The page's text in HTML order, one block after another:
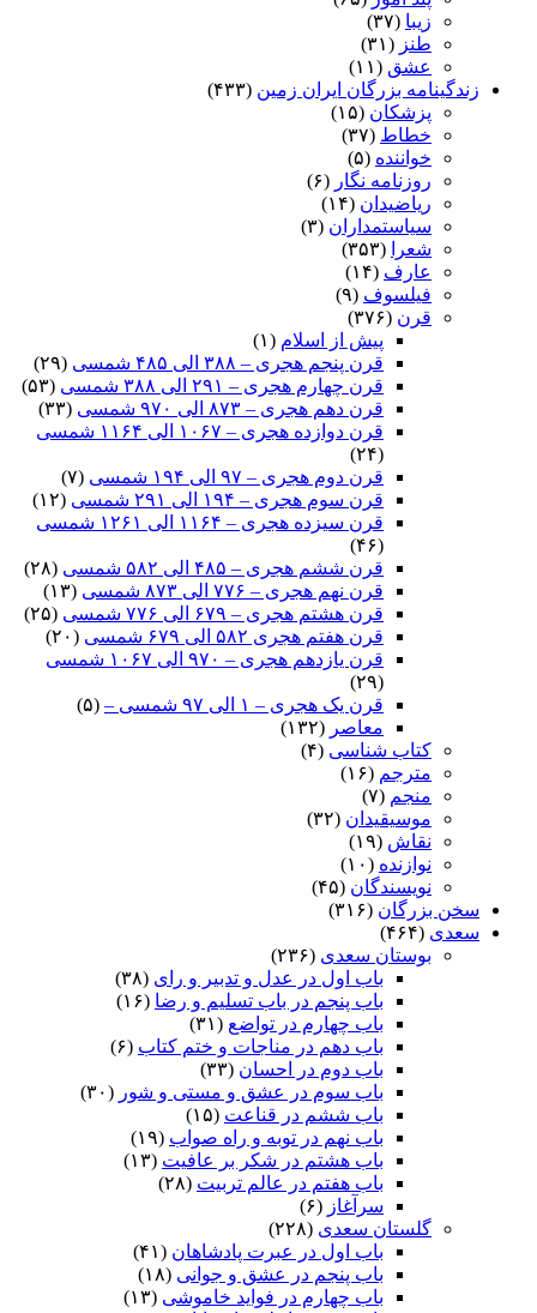
چنین داد پاسخ که شب تیره شد
مرا سر ز گفتار تو خیره شد
یکى خانه بگزین که یابى پلاس
خداوند آن خانه دارد سپاس‏
چه باشى بنزدیکى شور بخت
که بستر کند شب ز برگ درخت‏
بزر تیغ دارى بزر بر رکیب
نباید که آید ز دزدت نهیب‏
ز یزدان بترس و ز من دور باش
بهر کار چون من تو رنجور باش‏
چو خانه برین گونه ویران بود
گذرگاه دزدان و شیران بود
بدو گفت اگر دزد شمشیر من
ببردى کنون نیستى زیر من‏
کدیور بدو گفت زین در مرنج
که در خان من کس نیابد سپنج‏
بدو گفت شاه اى خردمند پیر
چه باشى بپیشم همى خیره خیر
چنانچون گمانم هم از آب سرد
ببخشاى اى مرد آزاد مرد
کدیور بدو گفت کان آبگیر
بپیش است کمتر ز پرتاب تیر
بخور چند خواهى و بردار نیز
چه جویى بدین بى‏نوا خانه چیز
همانا بدیدى تو درویش مرد
ز پیرى فرو مانده از کار کرد
چنین داد پاسخ که گر مهترى
ندارى مکن جنگ با لشکرى‏
چه نامى بدو گفت فرشید ورد
نه بوم و نه پوشش نه خواب و نه خورد
بدو گفت بهرام با کام خویش
زیبا (۳۷)
طنز (۳۱)
عشق (۱۱)
زندگینامه بزرگان ایران زمین (۴۳۳)
پزشکان (۱۵)
خطاط (۳۷)
خواننده (۵)
روزنامه نگار (۶)
ریاضیدان (۱۴)
سیاستمداران (۳)
شعرا
(۳۵۳)
عارف (۱۴)
فیلسوف (۹)
قرن (۳۷۶)
پیش از اسلام (۱)
قرن پنجم هجری – ۳۸۸ الی ۴۸۵ شمسی
(۲۹)
قرن چهارم هجری – ۲۹۱ الی ۳۸۸ شمسی
(۵۳)
قرن دهم هجری – ۸۷۳ الی ۹۷۰ شمسی
(۳۳)
قرن دوازده هجری – ۱۰۶۷ الی ۱۱۶۴ شمسی
(۲۴)
قرن دوم هجری – ۹۷ الی ۱۹۴ شمسی
(۷)
قرن سوم هجری – ۱۹۴ الی ۲۹۱ شمسی
(۱۲)
قرن سیزده هجری – ۱۱۶۴ الی ۱۲۶۱ شمسی
(۴۶)
قرن ششم هجری – ۴۸۵ الی ۵۸۲ شمسی
(۲۸)
قرن نهم هجری – ۷۷۶ الی ۸۷۳ شمسی
(۱۳)
قرن هشتم هجری – ۶۷۹ الی ۷۷۶ شمسی
(۲۵)
قرن هفتم هجری ۵۸۲ الی ۶۷۹ شمسی
(۲۰)
قرن یازدهم هجری – ۹۷۰ الی ۱۰۶۷ شمسی
(۲۹)
قرن یک هجری – ۱ الی ۹۷ شمسی –
(۵)
معاصر (۱۳۲)
کتاب شناسی (۴)
مترجم (۱۶)
منجم (۷)
موسیقیدان (۳۲)
نقاش (۱۹)
نوازنده (۱۰)
نویسندگان (۴۵)
سخن بزرگان (۳۱۶)
سعدی (۴۶۴)
بوستان سعدی (۲۳۶)
باب اول در عدل و تدبیر و رای (۳۸)
باب پنجم در باب تسلیم و رضا (۱۶)
باب چهارم در تواضع (۳۱)
باب دهم در مناجات و ختم کتاب (۶)
باب دوم در احسان (۳۳)
باب سوم در عشق و مستی و شور (۳۰)
باب ششم در قناعت (۱۵)
باب نهم در توبه و راه صواب (۱۹)
باب هشتم در شکر بر عافیت (۱۳)
باب هفتم در عالم تربیت (۲۸)
سرآغاز (۶)
گلستان سعدی (۲۲۸)
باب اول در عبرت پادشاهان (۴۱)
باب پنجم در عشق و جوانى (۱۸)
باب چهارم در فواید خاموشى (۱۳)